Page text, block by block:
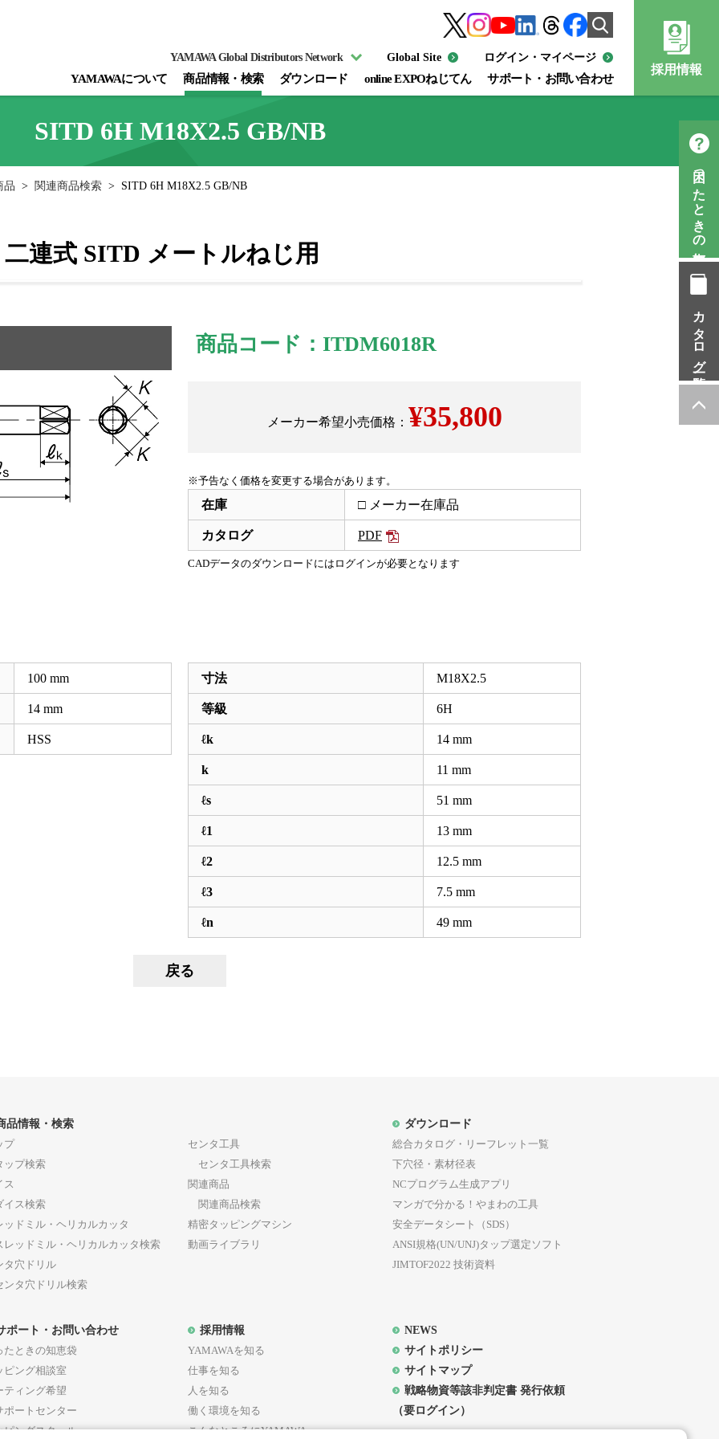
YAMAWAについて 商品情報・検索 ダウンロード online EXPOねじてん サポート・お問い合わせ
YAMAWA Global Distributors Network Global Site ログイン・マイページ
採用情報
SITD 6H M18X2.5 GB/NB
品 > 関連商品検索 > SITD 6H M18X2.5 GB/NB
連式 SITD メートルねじ用
商品コード：ITDM6018R
メーカー希望小売価格： ¥35,800
※予告なく価格を変更する場合があります。
在庫 □ メーカー在庫品
カタログ PDF
CADデータのダウンロードにはログインが必要となります
100 mm
14 mm
HSS
寸法 M18X2.5
等級 6H
ℓk 14 mm
k 11 mm
ℓs 51 mm
ℓ1 13 mm
ℓ2 12.5 mm
ℓ3 7.5 mm
ℓn 49 mm
困ったときの知恵袋
カタログ一覧
品情報・検索
プ
プ検索
ス
ス検索
ッドミル・ヘリカルカッタ
ッドミル・ヘリカルカッタ検索
タ穴ドリル
タ穴ドリル検索
センタ工具
センタ工具検索
関連商品
関連商品検索
精密タッピングマシン
動画ライブラリ
ダウンロード
総合カタログ・リーフレット一覧
下穴径・素材径表
NCプログラム生成アプリ
マンガで分かる！やまわの工具
安全データシート（SDS）
ANSI規格(UN/UNJ)タップ選定ソフト
JIMTOF2022 技術資料
ポート・お問い合わせ
たときの知恵袋
ピング相談室
ティング希望
ポートセンター
ピングスクール
採用情報
YAMAWAを知る
仕事を知る
人を知る
働く環境を知る
こんなところにYAMAWA
NEWS
サイトポリシー
サイトマップ
戦略物資等該非判定書 発行依頼
（要ログイン）